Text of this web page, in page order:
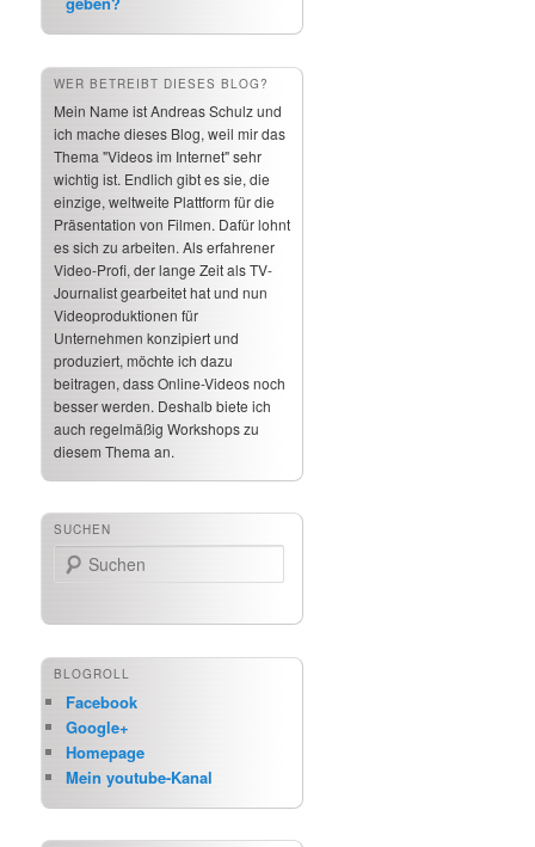
WER BETREIBT DIESES BLOG?
Mein Name ist Andreas Schulz und
ich mache dieses Blog, weil mir das
Thema "Videos im Internet" sehr
wichtig ist. Endlich gibt es sie, die
einzige, weltweite Plattform für die
Präsentation von Filmen. Dafür lohnt
es sich zu arbeiten. Als erfahrener
Video-Profi, der lange Zeit als TV-
Journalist gearbeitet hat und nun
Videoproduktionen für
Unternehmen konzipiert und
produziert, möchte ich dazu
beitragen, dass Online-Videos noch
besser werden. Deshalb biete ich
auch regelmäßig Workshops zu
diesem Thema an.
SUCHEN
Suchen
BLOGROLL
Facebook
Google+
Homepage
Mein youtube-Kanal